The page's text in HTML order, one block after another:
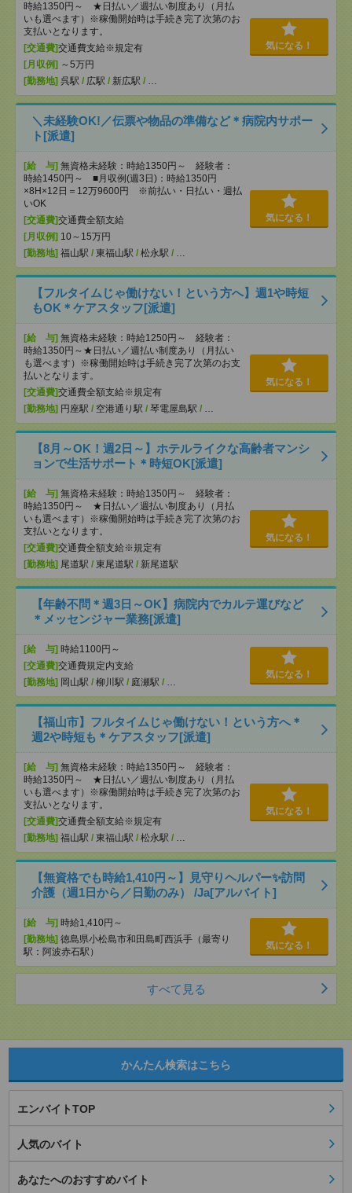
時給1350円～ ★日払い／週払い制度あり（月払
いも選べます）※稼働開始時は手続き完了次第のお
支払いとなります。
[交通費]交通費支給※規定有
[月収例] ～5万円
[勤務地] 呉駅 / 広駅 / 新広駅 / …
気になる！
＼未経験OK!／伝票や物品の準備など＊病院内サポー
ト[派遣]
[給 与] 無資格未経験：時給1350円～ 経験者：
時給1450円～ ■月収例(週3日)：時給1350円
×8H×12日＝12万9600円 ※前払い・日払い・週払
いOK
[交通費]交通費全額支給
[月収例] 10～15万円
[勤務地] 福山駅 / 東福山駅 / 松永駅 / …
気になる！
【フルタイムじゃ働けない！という方へ】週1や時短
もOK＊ケアスタッフ[派遣]
[給 与] 無資格未経験：時給1250円～ 経験者：
時給1350円～★日払い／週払い制度あり（月払い
も選べます）※稼働開始時は手続き完了次第のお支
払いとなります。
[交通費]交通費全額支給※規定有
[勤務地] 円座駅 / 空港通り駅 / 琴電屋島駅 / …
気になる！
【8月～OK！週2日～】ホテルライクな高齢者マンシ
ョンで生活サポート＊時短OK[派遣]
[給 与] 無資格未経験：時給1350円～ 経験者：
時給1350円～ ★日払い／週払い制度あり（月払
いも選べます）※稼働開始時は手続き完了次第のお
支払いとなります。
[交通費]交通費全額支給※規定有
[勤務地] 尾道駅 / 東尾道駅 / 新尾道駅
気になる！
【年齢不問＊週3日～OK】病院内でカルテ運びなど
＊メッセンジャー業務[派遣]
[給 与] 時給1100円～
[交通費]交通費規定内支給
[勤務地] 岡山駅 / 柳川駅 / 庭瀬駅 / …
気になる！
【福山市】フルタイムじゃ働けない！という方へ＊
週2や時短も＊ケアスタッフ[派遣]
[給 与] 無資格未経験：時給1350円～ 経験者：
時給1350円～ ★日払い／週払い制度あり（月払
いも選べます）※稼働開始時は手続き完了次第のお
支払いとなります。
[交通費]交通費全額支給※規定有
[勤務地] 福山駅 / 東福山駅 / 松永駅 / …
気になる！
【無資格でも時給1,410円～】見守りヘルパー✨訪問
介護（週1日から／日勤のみ） /Ja[アルバイト]
[給 与] 時給1,410円～
[勤務地] 徳島県小松島市和田島町西浜手（最寄り
駅：阿波赤石駅）
気になる！
すべて見る
かんたん検索はこちら
エンバイトTOP
人気のバイト
あなたへのおすすめバイト